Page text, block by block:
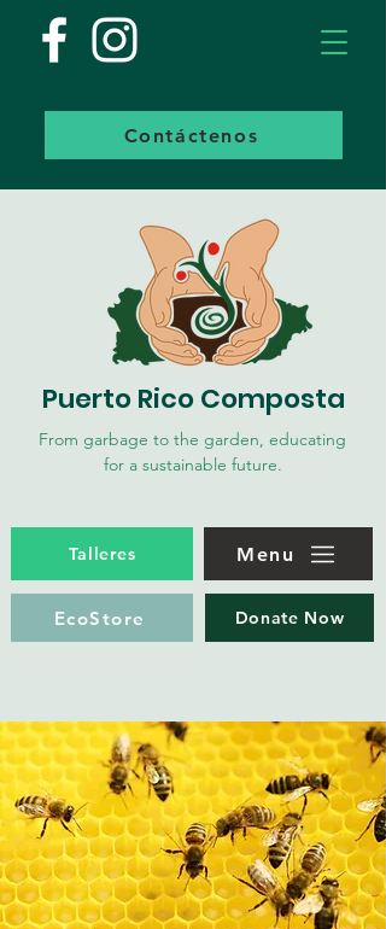
Puerto Rico Composta
From garbage to the garden, educating
for a sustainable future.
Talleres Menu
EcoStore Donate Now
Contáctenos